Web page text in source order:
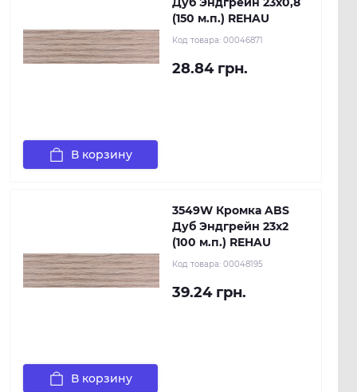
(150 м.п.) REHAU
Код товара: 00046871
28.84 грн.
В корзину
3549W Кромка ABS
Дуб Эндгрейн 23х2
(100 м.п.) REHAU
Код товара: 00048195
39.24 грн.
В корзину